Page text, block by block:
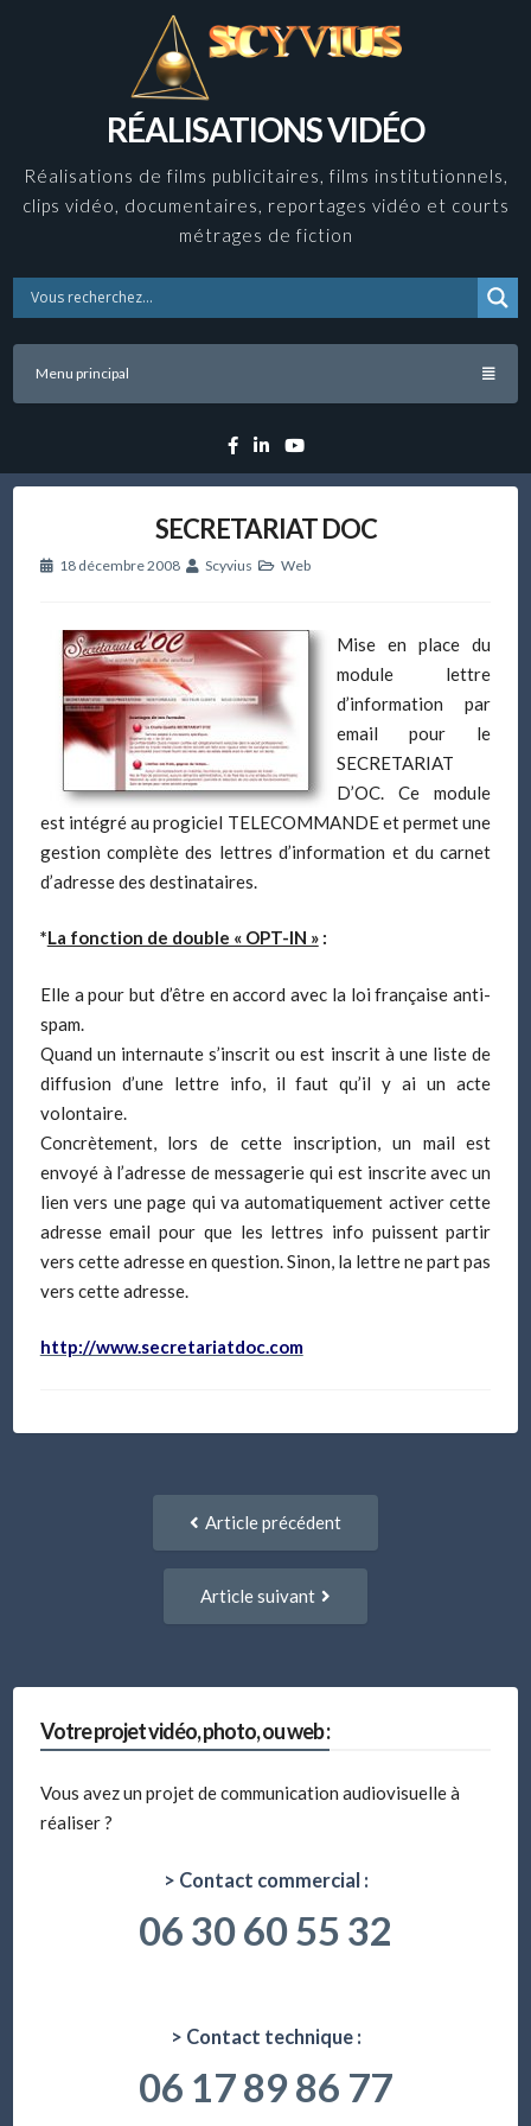
RÉALISATIONS VIDÉO
Réalisations de films publicitaires, films institutionnels,
clips vidéo, documentaires, reportages vidéo et courts
métrages de fiction
Menu principal
Facebook
LinkedinYouTube
SECRETARIAT DOC
18 décembre 2008 Scyvius Web
Mise en place du
module lettre
d’information par
email pour le
SECRETARIAT
D’OC. Ce module
est intégré au progiciel TELECOMMANDE et permet une
gestion complète des lettres d’information et du carnet
d’adresse des destinataires.
*La fonction de double « OPT-IN »:
Elle a pour but d’être en accord avec la loi française anti-
spam.
Quand un internaute s’inscrit ou est inscrit à une liste de
diffusion d’une lettre info, il faut qu’il y ai un acte
volontaire.
Concrètement, lors de cette inscription, un mail est
envoyé à l’adresse de messagerie qui est inscrite avec un
lien vers une page qui va automatiquement activer cette
adresse email pour que les lettres info puissent partir
vers cette adresse en question. Sinon, la lettre ne part pas
vers cette adresse.
http://www.secretariatdoc.com
NavigationArticle précédent
Article suivant
Votre projet vidéo, photo, ou web :
Vous avez un projet de communication audiovisuelle à
réaliser ?
> Contact commercial :
06 30 60 55 32
> Contact technique :
06 17 89 86 77